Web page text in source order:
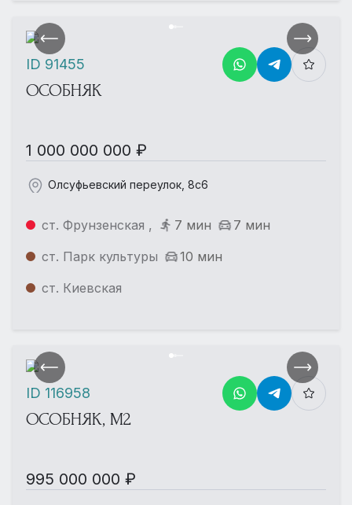
ОСОБНЯК
1 000 000 000 ₽
Олсуфьевский переулок, 8с6
ст. Фрунзенская , 7 мин
7 мин
ст. Парк культуры
10 мин
ст. Киевская
ID 91455
ОСОБНЯК, М2
995 000 000 ₽
ID 116958